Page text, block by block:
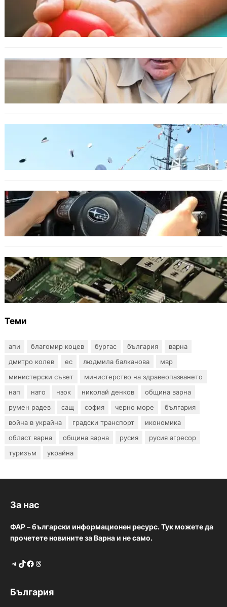
Варна има спешна нужда от кръводарители
с кръвна група 0+
БЪЛГАРИЯ
Ефтимов: Няма преднамерени действия
срещу България, дронът край Кардам е бил
примамка
Варна посрещна новите офицери на ВМС
ОБЩЕСТВО
Възможни ограничения за Waze в Европа
след решение на Съда на ЕС
ИКОНОМИКА
Кои българи се осигуряват на новия таван
от 2300 евро
Теми
апи благомир коцев бургас българия
варна
дмитро колев
ес людмила балканова
мвр
министерски съвет
министерство на здравеопазването
нап
нато нзок николай денков
община варна
румен радев
сащ софия черно море
българия
война в украйна
градски транспорт
икономика
област варна
община варна русия
русия агресор
туризъм
украйна
За нас
ФАР – български информационен ресурс. Тук можете да
прочетете новините за Варна и не само.
Telegram TikTok Facebook Threads
България